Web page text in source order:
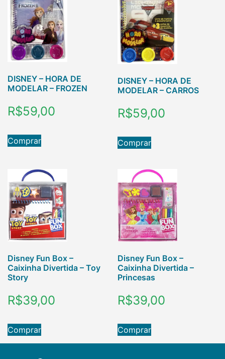
DISNEY – HORA DE
MODELAR – FROZEN
R$59,00
Comprar
DISNEY – HORA DE
MODELAR – CARROS
R$59,00
Comprar
Disney Fun Box –
Caixinha Divertida – Toy
Story
R$39,00
Comprar
Disney Fun Box –
Caixinha Divertida –
Princesas
R$39,00
Comprar